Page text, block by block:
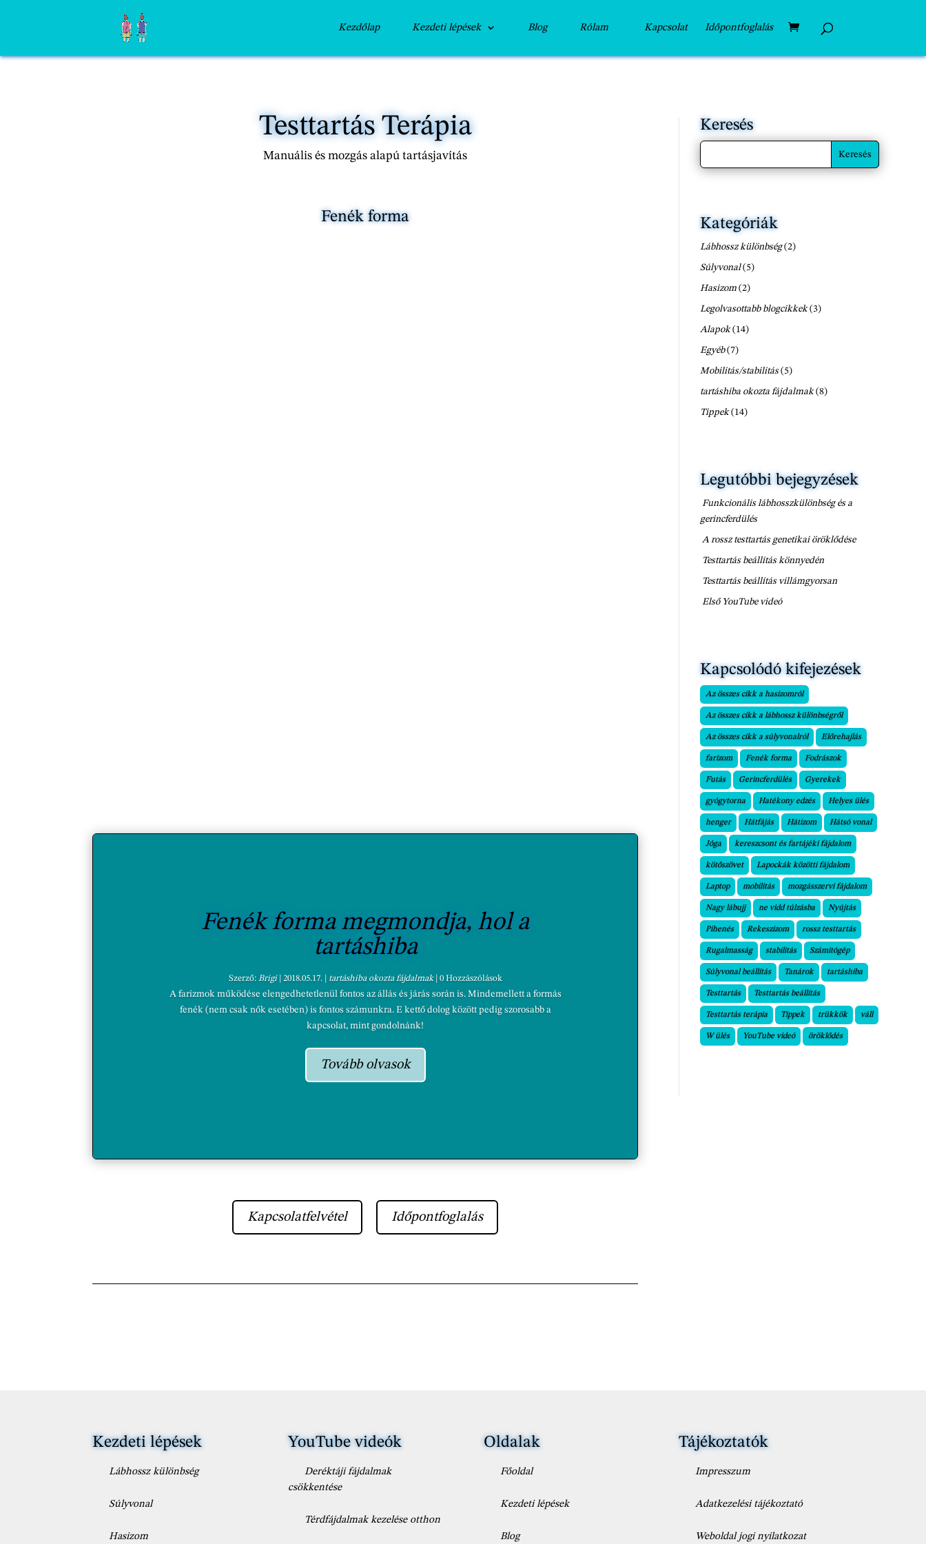
Kezdőlap Kezdeti lépések Blog Rólam Kapcsolat Időpontfoglalás
Testtartás Terápia
Manuális és mozgás alapú tartásjavítás
Fenék forma
Fenék forma megmondja, hol a
tartáshiba
Szerző: Brigi| 2018.05.17.| tartáshiba okozta fájdalmak| 0 Hozzászólások
A farizmok működése elengedhetetlenül fontos az állás és járás során is. Mindemellett a formás
fenék (nem csak nők esetében) is fontos számunkra. E kettő dolog között pedig szorosabb a
kapcsolat, mint gondolnánk!
Tovább olvasok
Kapcsolatfelvétel Időpontfoglalás
Keresés
Kategóriák
Lábhossz különbség(2)
Súlyvonal(5)
Hasizom (2)
Legolvasottabb blogcikkek(3)
Alapok(14)
Egyéb(7)
Mobilitás/stabilitás(5)
tartáshiba okozta fájdalmak(8)
Tippek(14)
Legutóbbi bejegyzések
Funkcionális lábhosszkülönbség és a
gerincferdülés
A rossz testtartás genetikai öröklődése
Testtartás beállítás könnyedén
Testtartás beállítás villámgyorsan
Első YouTube videó
Kapcsolódó kifejezések
Az összes cikk a hasizomról
Az összes cikk a lábhossz különbségről
Az összes cikk a súlyvonalról Előrehajlás
farizom Fenék forma Fodrászok
Futás Gerincferdülés Gyerekek
gyógytorna Hatékony edzés Helyes ülés
henger Hátfájás Hátizom Hátsó vonal
Jóga kereszcsont és fartájéki fájdalom
kötőszövet Lapockák közötti fájdalom
Laptop mobilitás mozgásszervi fájdalom
Nagy lábujj ne vidd túlzásba Nyújtás
Pihenés Rekeszizom rossz testtartás
Rugalmasság stabilitás Számítógép
Súlyvonal beállítás Tanárok tartáshiba
Testtartás Testtartás beállítás
Testtartás terápia Tippek trükkök váll
W ülés YouTube videó öröklődés
Kezdeti lépések
Lábhossz különbség
Súlyvonal
Hasizom
YouTube videók
Deréktáji fájdalmak
csökkentése
Térdfájdalmak kezelése otthon
Oldalak
Főoldal
Kezdeti lépések
Blog
Tájékoztatók
Impresszum
Adatkezelési tájékoztató
Weboldal jogi nyilatkozat